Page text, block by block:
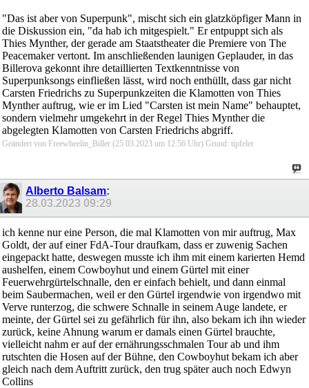
"Das ist aber von Superpunk", mischt sich ein glatzköpfiger Mann in
die Diskussion ein, "da hab ich mitgespielt." Er entpuppt sich als
Thies Mynther, der gerade am Staatstheater die Premiere von The
Peacemaker vertont. Im anschließenden launigen Geplauder, in das
Billerova gekonnt ihre detaillierten Textkenntnisse von
Superpunksongs einfließen lässt, wird noch enthüllt, dass gar nicht
Carsten Friedrichs zu Superpunkzeiten die Klamotten von Thies
Mynther auftrug, wie er im Lied "Carsten ist mein Name" behauptet,
sondern vielmehr umgekehrt in der Regel Thies Mynther die
abgelegten Klamotten von Carsten Friedrichs abgriff.
Geändert von Freewheelin_Biller (25.03.2023 um 12:56 Uhr) Grund: tipfeler
Alberto Balsam:
28.03.2023 09:29
ich kenne nur eine Person, die mal Klamotten von mir auftrug, Max
Goldt, der auf einer FdA-Tour draufkam, dass er zuwenig Sachen
eingepackt hatte, deswegen musste ich ihm mit einem karierten Hemd
aushelfen, einem Cowboyhut und einem Gürtel mit einer
Feuerwehrgürtelschnalle, den er einfach behielt, und dann einmal
beim Saubermachen, weil er den Gürtel irgendwie von irgendwo mit
Verve runterzog, die schwere Schnalle in seinem Auge landete, er
meinte, der Gürtel sei zu gefährlich für ihn, also bekam ich ihn wieder
zurück, keine Ahnung warum er damals einen Gürtel brauchte,
vielleicht nahm er auf der ernährungsschmalen Tour ab und ihm
rutschten die Hosen auf der Bühne, den Cowboyhut bekam ich aber
gleich nach dem Auftritt zurück, den trug später auch noch Edwyn
Collins